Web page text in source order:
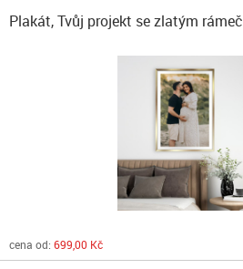
Plakát, Tvůj projekt se zlatým
cena od: 699,00 Kč